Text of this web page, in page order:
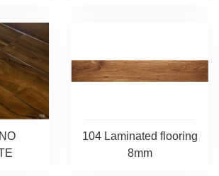
104 Laminated flooring
8mm